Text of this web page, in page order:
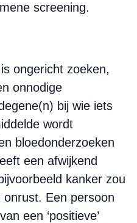
screening.
ongericht zoeken,
onnodige
bij wie iets
wordt
bloedonderzoeken
een afwijkend
kanker zou
onrust. Een persoon
een ‘positieve’